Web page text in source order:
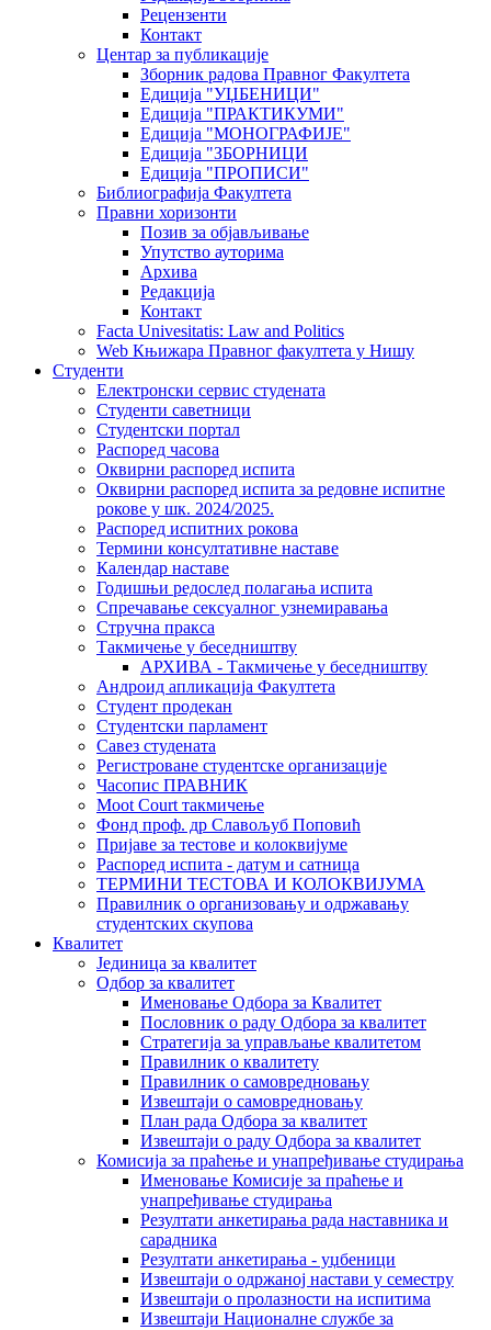
Рецензенти
Контакт
Центар за публикације
Зборник радова Правног Факултета
Едиција "УЏБЕНИЦИ"
Едиција "ПРАКТИКУМИ"
Едиција "МОНОГРАФИЈЕ"
Едиција "ЗБОРНИЦИ
Едиција "ПРОПИСИ"
Библиографија Факултета
Правни хоризонти
Позив за објављивање
Упутство ауторима
Архива
Редакција
Контакт
Facta Univesitatis: Law and Politics
Web Књижара Правног факултета у Нишу
Студенти
Електронски сервис студената
Студенти саветници
Студентски портал
Распоред часова
Оквирни распоред испита
Оквирни распоред испита за редовне испитне
рокове у шк. 2024/2025.
Распоред испитних рокова
Термини консултативне наставе
Календар наставе
Годишњи редослед полагања испита
Спречавање сексуалног узнемиравања
Стручна пракса
Такмичење у беседништву
АРХИВА - Такмичење у беседништву
Андроид апликација Факултета
Студент продекан
Студентски парламент
Савез студената
Регистроване студентске организације
Часопис ПРАВНИК
Moot Court такмичење
Фонд проф. др Славољуб Поповић
Пријаве за тестове и колоквијуме
Распоред испита - датум и сатница
ТЕРМИНИ ТЕСТОВА И КОЛОКВИЈУМА
Правилник о организовању и одржавању
студентских скупова
Квалитет
Јединица за квалитет
Одбор за квалитет
Именовање Одбора за Квалитет
Пословник о раду Одбора за квалитет
Стратегија за управљање квалитетом
Правилник о квалитету
Правилник о самовредновању
Извештаји о самовредновању
План рада Одбора за квалитет
Извештаји о раду Одбора за квалитет
Комисија за праћење и унапређивање студирања
Именовање Комисије за праћење и
унапређивање студирања
Резултати анкетирања рада наставника и
сарадника
Резултати анкетирања - уџбеници
Извештаји о одржаној настави у семестру
Извештаји о пролазности на испитима
Извештаји Националне службе за